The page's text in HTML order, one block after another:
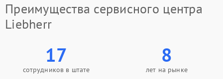
Преимущества сервисного центра
Liebherr
17
сотрудников в штате
8
лет на рынке